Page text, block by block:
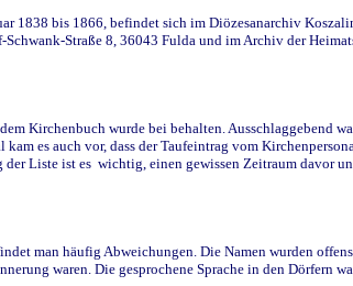
1838 bis 1866, befindet sich im Diözesanarchiv
Schwank-Straße 8, 36043 Fulda und im Archiv der
Kirchenbuch wurde bei behalten. Ausschlaggebend
es auch vor, dass der Taufeintrag vom
Liste ist es wichtig, einen gewissen Zeitraum davor
man häufig Abweichungen. Die Namen wurden
waren. Die gesprochene Sprache in den